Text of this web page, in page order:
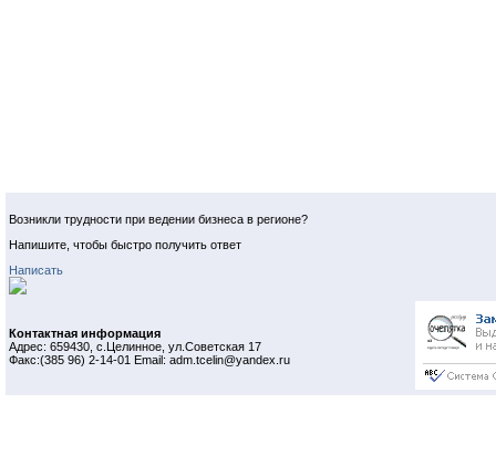
Возникли трудности при ведении бизнеса в регионе?
Напишите, чтобы быстро получить ответ
Написать
Контактная информация
Адрес: 659430, с.Целинное, ул.Советская 17
Факс:(385 96) 2-14-01 Email: adm.tcelin@yandex.ru